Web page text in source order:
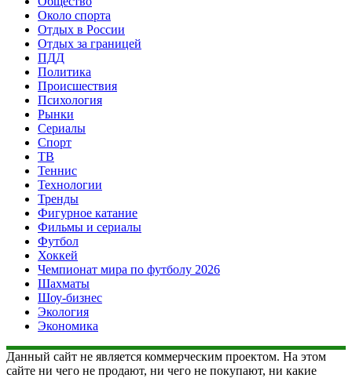
Около спорта
Отдых в России
Отдых за границей
ПДД
Политика
Происшествия
Психология
Рынки
Сериалы
Спорт
ТВ
Теннис
Технологии
Тренды
Фигурное катание
Фильмы и сериалы
Футбол
Хоккей
Чемпионат мира по футболу 2026
Шахматы
Шоу-бизнес
Экология
Экономика
Данный сайт не является коммерческим проектом. На этом
сайте ни чего не продают, ни чего не покупают, ни какие